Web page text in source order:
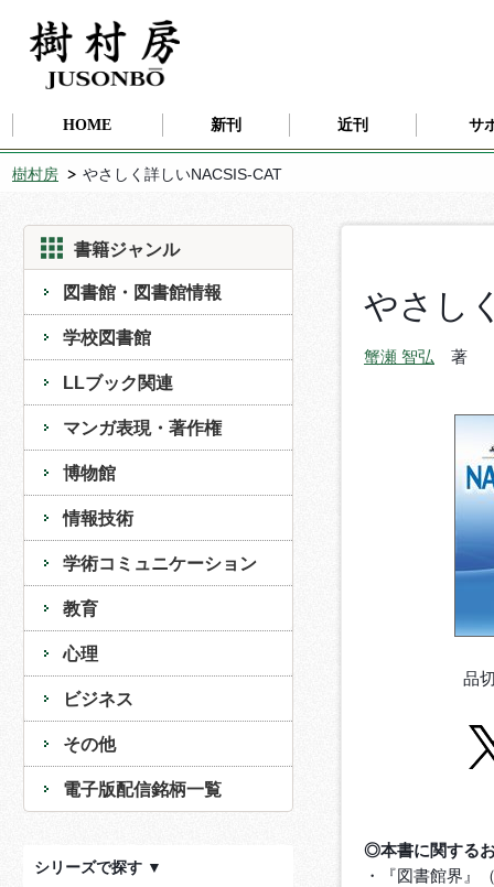
HOME 新刊 近刊 サ
樹村房 やさしく詳しいNACSIS-CAT
書籍ジャンル
図書館・図書館情報
学校図書館
LLブック関連
マンガ表現・著作権
博物館
情報技術
学術コミュニケーション
教育
心理
ビジネス
その他
電子版配信銘柄一覧
シリーズで探す ▼
やさし
蟹瀬 智弘 著
品
◎本書に関する
・『図書館界』